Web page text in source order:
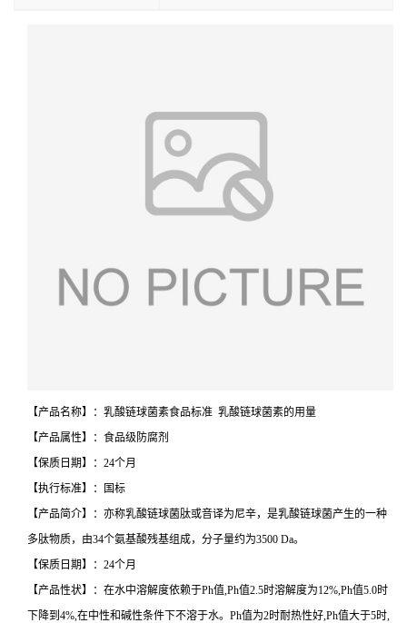
【产品名称】：乳酸链球菌素食品标准 乳酸链球菌素的用量
【产品属性】：食品级防腐剂
【保质日期】：24个月
【执行标准】：国标
【产品简介】：亦称乳酸链球菌肽或音译为尼辛，是乳酸链球菌产生的一种
多肽物质，由34个氨基酸残基组成，分子量约为3500 Da。
【保质日期】：24个月
【产品性状】：在水中溶解度依赖于Ph值,Ph值2.5时溶解度为12%,Ph值5.0时
下降到4%,在中性和碱性条件下不溶于水。Ph值为2时耐热性好,Ph值大于5时,